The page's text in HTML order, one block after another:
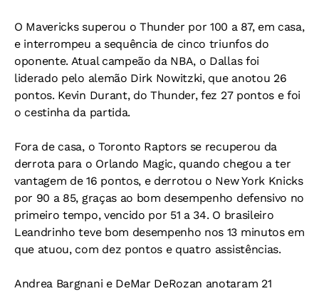
O Mavericks superou o Thunder por 100 a 87, em casa,
e interrompeu a sequência de cinco triunfos do
oponente. Atual campeão da NBA, o Dallas foi
liderado pelo alemão Dirk Nowitzki, que anotou 26
pontos. Kevin Durant, do Thunder, fez 27 pontos e foi
o cestinha da partida.
Fora de casa, o Toronto Raptors se recuperou da
derrota para o Orlando Magic, quando chegou a ter
vantagem de 16 pontos, e derrotou o New York Knicks
por 90 a 85, graças ao bom desempenho defensivo no
primeiro tempo, vencido por 51 a 34. O brasileiro
Leandrinho teve bom desempenho nos 13 minutos em
que atuou, com dez pontos e quatro assistências.
Andrea Bargnani e DeMar DeRozan anotaram 21